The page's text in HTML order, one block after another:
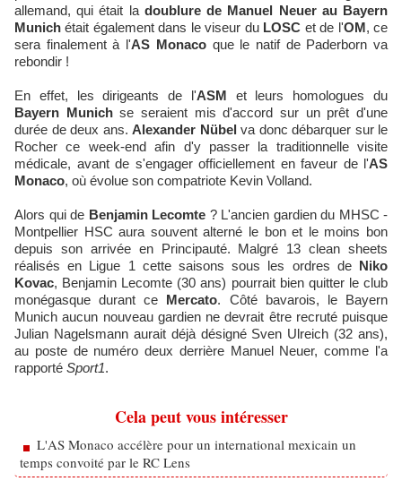
allemand, qui était la doublure de Manuel Neuer au Bayern
Munich était également dans le viseur du LOSC et de l'OM, ce
sera finalement à l'AS Monacoque le natif de Paderborn va
rebondir !
En effet, les dirigeants de l'ASM et leurs homologues du
Bayern Munichse seraient mis d'accord sur un prêt d'une
durée de deux ans. Alexander Nübel va donc débarquer sur le
Rocher ce week-end afin d'y passer la traditionnelle visite
médicale, avant de s'engager officiellement en faveur de l'AS
Monaco, où évolue son compatriote Kevin Volland.
Alors qui de Benjamin Lecomte ? L'ancien gardien du MHSC -
Montpellier HSC aura souvent alterné le bon et le moins bon
depuis son arrivée en Principauté. Malgré 13 clean sheets
réalisés en Ligue 1 cette saisons sous les ordres de Niko
Kovac, Benjamin Lecomte (30 ans) pourrait bien quitter le club
monégasque durant ce Mercato. Côté bavarois, le Bayern
Munich aucun nouveau gardien ne devrait être recruté puisque
Julian Nagelsmann aurait déjà désigné Sven Ulreich (32 ans),
au poste de numéro deux derrière Manuel Neuer, comme l'a
rapporté Sport1.
Cela peut vous intéresser
L'AS Monaco accélère pour un international mexicain un
temps convoité par le RC Lens